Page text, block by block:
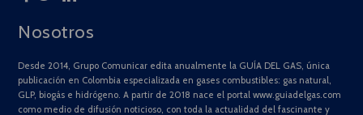
Nosotros
Desde 2014, Grupo Comunicar edita anualmente la GUÍA DEL GAS, única
publicación en Colombia especializada en gases combustibles: gas natural,
GLP, biogás e hidrógeno. A partir de 2018 nace el portal www.guiadelgas.com
como medio de difusión noticioso, con toda la actualidad del fascinante y